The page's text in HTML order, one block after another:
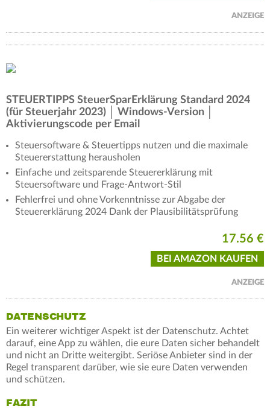
ANZEIGE
STEUERTIPPS SteuerSparErklärung Standard 2024
(für Steuerjahr 2023) │ Windows-Version │
Aktivierungscode per Email
Steuersoftware & Steuertipps nutzen und die maximale
Steuererstattung herausholen
Einfache und zeitsparende Steuererklärung mit
Steuersoftware und Frage-Antwort-Stil
Fehlerfrei und ohne Vorkenntnisse zur Abgabe der
Steuererklärung 2024 Dank der Plausibilitätsprüfung
17.56 €
BEI AMAZON KAUFEN
ANZEIGE
DATENSCHUTZ
Ein weiterer wichtiger Aspekt ist der Datenschutz. Achtet
darauf, eine App zu wählen, die eure Daten sicher behandelt
und nicht an Dritte weitergibt. Seriöse Anbieter sind in der
Regel transparent darüber, wie sie eure Daten verwenden
und schützen.
FAZIT